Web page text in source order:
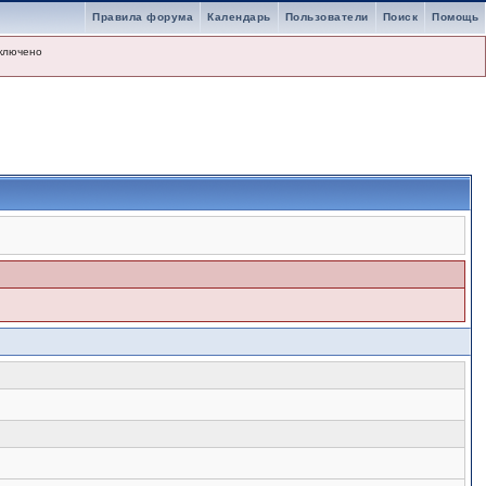
Помощь
Поиск
Пользователи
Календарь
Правила форума